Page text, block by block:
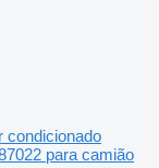
condicionado
para camião